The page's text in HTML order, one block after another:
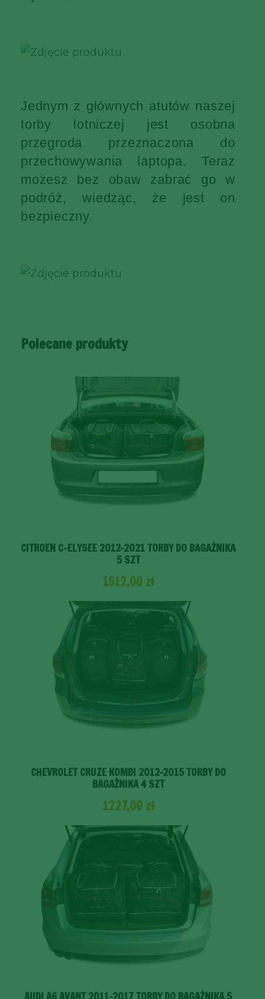
Jednym z głównych atutów naszej
torby lotniczej jest osobna
przegroda przeznaczona do
przechowywania laptopa. Teraz
możesz bez obaw zabrać go w
podróż, wiedząc, że jest on
bezpieczny.
Polecane produkty
CITROEN C-ELYSEE 2012-2021 TORBY DO BAGAŻNIKA
5 SZT
1512,00 zł
CHEVROLET CRUZE KOMBI 2012-2015 TORBY DO
BAGAŻNIKA 4 SZT
1227,00 zł